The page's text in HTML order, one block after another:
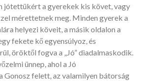
jótettükért a gyerekek kis követ, vagy
mérettetnek meg. Minden gyerek a
helyezi köveit, a másik oldalon a
fekete kő egyensúlyoz, és
öröktől fogva a „Jó” diadalmaskodik.
ünnep, ahol a Jó
Gonosz felett, az valamilyen bátorság